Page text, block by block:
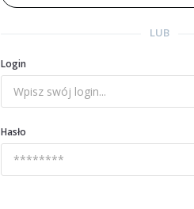
LUB
Login
Hasło